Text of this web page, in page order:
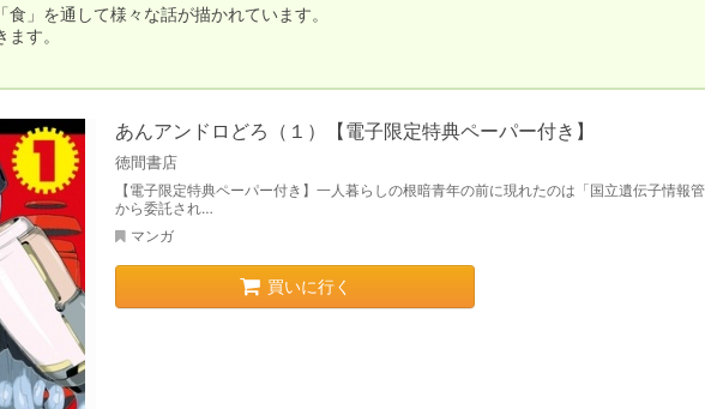
」を通して様々な話が描かれています。
す。
あんアンドロどろ（１）【電子限定特典ペーパー付き】
徳間書店
【電子限定特典ペーパー付き】一人暮らしの根暗青年の前に現れたのは「国立遺伝子情報
から委託され…
マンガ
買いに行く